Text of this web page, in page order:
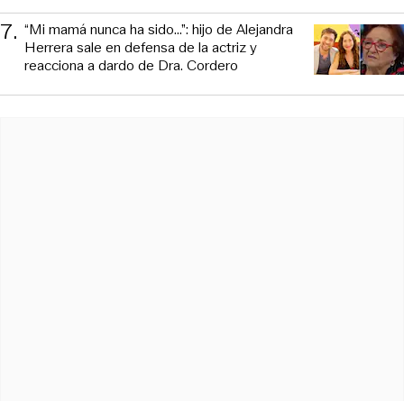
7. “Mi mamá nunca ha sido...”: hijo de Alejandra
Herrera sale en defensa de la actriz y
reacciona a dardo de Dra. Cordero